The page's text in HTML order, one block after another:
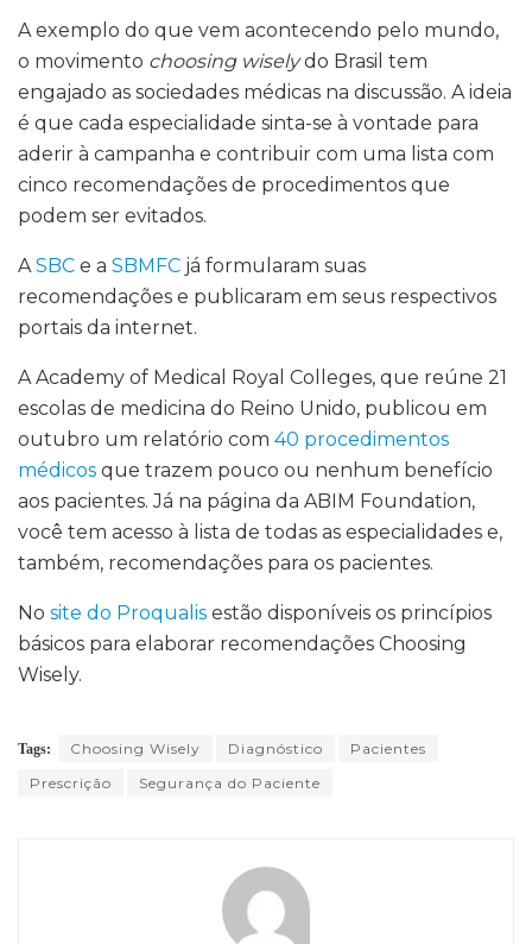
A exemplo do que vem acontecendo pelo mundo,
o movimento choosing wiselydo Brasil tem
engajado as sociedades médicas na discussão. A ideia
é que cada especialidade sinta-se à vontade para
aderir à campanha e contribuir com uma lista com
cinco recomendações de procedimentos que
podem ser evitados.
ASBC e a SBMFC já formularam suas
recomendações e publicaram em seus respectivos
portais da internet.
A Academy of Medical Royal Colleges, que reúne 21
escolas de medicina do Reino Unido, publicou em
outubro um relatório com 40 procedimentos
médicos que trazem pouco ou nenhum benefício
aos pacientes. Já na página da ABIM Foundation,
você tem acesso à lista de todas as especialidades e,
também, recomendações para os pacientes.
No site do Proqualis estão disponíveis os princípios
básicos para elaborar recomendações Choosing
Wisely.
Tags: Choosing Wisely Diagnóstico
Pacientes
Prescrição
Segurança do Paciente